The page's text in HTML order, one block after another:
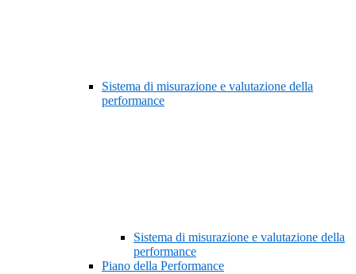
Sistema di misurazione e valutazione della
performance
Sistema di misurazione e valutazione della
performance
Piano della Performance